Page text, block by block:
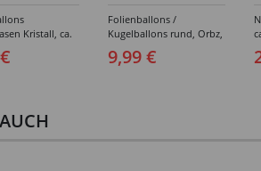
Kristall, ca.
Folienballons /
Kugelballons rund, Orbz,
Unifarben, ca. 40 cm -
Verschiedene Farben
9,99 €